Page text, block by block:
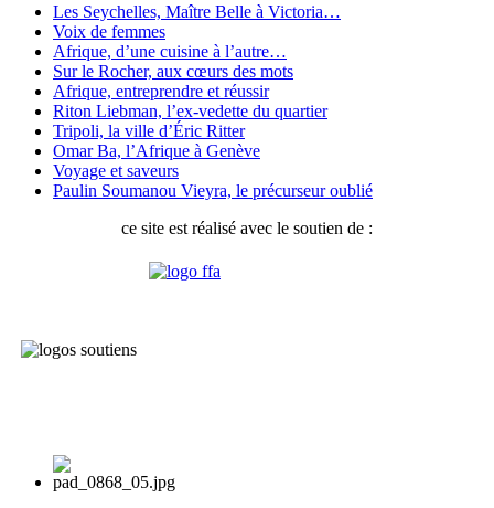
Les Seychelles, Maître Belle à Victoria…
Voix de femmes
Afrique, d’une cuisine à l’autre…
Sur le Rocher, aux cœurs des mots
Afrique, entreprendre et réussir
Riton Liebman, l’ex-vedette du quartier
Tripoli, la ville d’Éric Ritter
Omar Ba, l’Afrique à Genève
Voyage et saveurs
Paulin Soumanou Vieyra, le précurseur oublié
ce site est réalisé avec le soutien de :